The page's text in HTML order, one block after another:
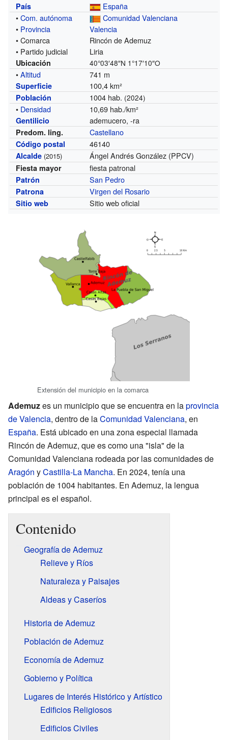
País
España
•Com. autónoma
Comunidad Valenciana
• Provincia
Valencia
• Comarca
Rincón de Ademuz
• Partido judicial
Liria
Ubicación 40°03′48″N 1°17′10″O
•Altitud 741 m
Superficie 100,4 km²
Población 1004 hab. (2024)
• Densidad 10,69 hab./km²
Gentilicio ademucero, -ra
Predom. ling. Castellano
Código postal 46140
Alcalde (2015) Ángel Andrés González (PPCV)
Fiesta mayor fiesta patronal
Patrón San Pedro
Patrona Virgen del Rosario
Sitio web Sitio web oficial
Extensión del municipio en la comarca
Ademuzes un municipio que se encuentra en laprovincia
de Valencia, dentro de laComunidad Valenciana, en
España. Está ubicado en una zona especial llamada
Rincón de Ademuz, que es como una "isla" de la
Comunidad Valenciana rodeada por las comunidades de
Aragón yCastilla-La Mancha. En 2024, tenía una
población de 1004 habitantes. En Ademuz, la lengua
principal es el español.
Contenido
Geografía de Ademuz
Relieve y Ríos
Naturaleza y Paisajes
Aldeas y Caseríos
Historia de Ademuz
Población de Ademuz
Economía de Ademuz
Gobierno y Política
Lugares de Interés Histórico y Artístico
Edificios Religiosos
Edificios Civiles